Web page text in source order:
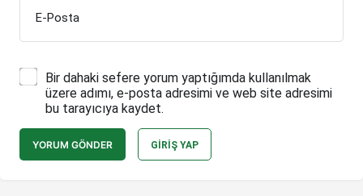
E-Posta
Bir dahaki sefere yorum yaptığımda kullanılmak
üzere adımı, e-posta adresimi ve web site adresimi
bu tarayıcıya kaydet.
YORUM GÖNDER GIRIŞ YAP